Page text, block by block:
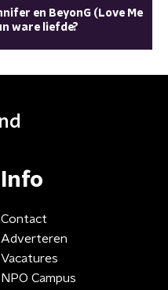
en BeyonG (Love Me
ware liefde?
Info
Contact
Adverteren
Vacatures
NPO Campus